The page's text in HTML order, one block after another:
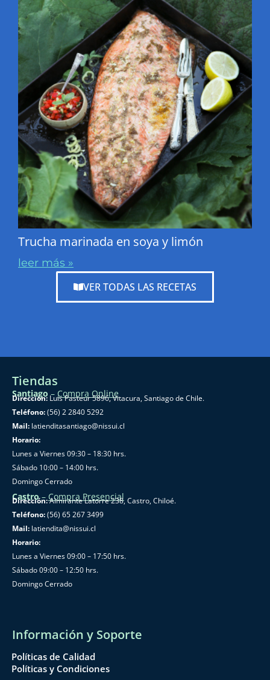
Trucha marinada en soya y limón
leer más »
VER TODAS LAS RECETAS
Tiendas
Santiago – Compra Online
Dirección: Luis Pasteur 5896, Vitacura, Santiago de Chile.
Teléfono:(56) 2 2840 5292
Mail: latienditasantiago@nissui.cl
Horario:
Lunes a Viernes 09:30 – 18:30 hrs.
Sábado 10:00 – 14:00 hrs.
Domingo Cerrado
Castro– Compra Presencial
Dirección:Almirante Latorre 238, Castro, Chiloé.
Teléfono:(56) 65 267 3499
Mail: latiendita@nissui.cl
Horario:
Lunes a Viernes 09:00 – 17:50 hrs.
Sábado 09:00 – 12:50 hrs.
Domingo Cerrado
Información y Soporte
Políticas de Calidad
Políticas y Condiciones